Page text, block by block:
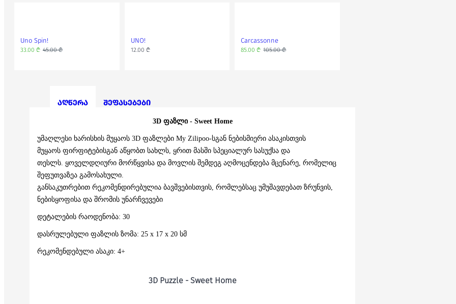
Uno Spin!
33.00 ₾ 45.00 ₾
UNO!
12.00 ₾
Carcassonne
85.00 ₾ 105.00 ₾
აღწერა შეფასებები
3D ფაზლი - Sweet Home
უმაღლესი ხარისხის მუყაოს 3D ფაზლები My Zilipoo-სგან ნებისმიერი ასაკისთვის
მუყაოს ფირფიტებისგან აწყობთ სახლს, ყრით მასში სპეციალურ სასუქსა და
თესლს. ყოველდღიური მორწყვისა და მოვლის შემდეგ აღმოცენდება მცენარე, რომელიც
შეფუთვაზეა გამოსახული.
განსაკუთრებით რეკომენდირებულია ბავშვებისთვის, რომლებსაც უმუშავდებათ ზრუნვის,
ნებისყოფისა და შრომის უნარჩვევები
დეტალების რაოდენობა: 30
დასრულებული ფაზლის ზომა: 25 x 17 x 20 სმ
რეკომენდებული ასაკი: 4+
3D Puzzle - Sweet Home